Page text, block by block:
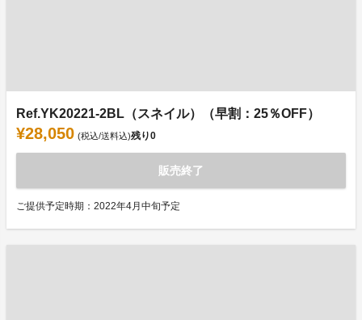
Ref.YK20221-2BL（スネイル）（早割：25％OFF）
¥28,050 (税込/送料込)残り0
販売終了
ご提供予定時期：2022年4月中旬予定